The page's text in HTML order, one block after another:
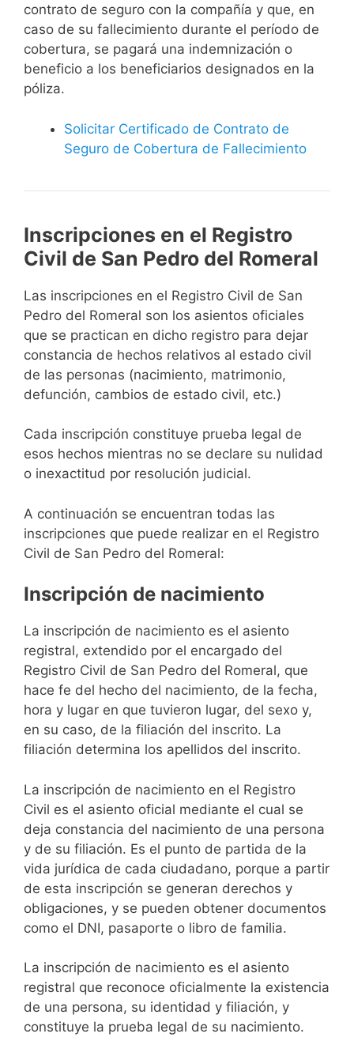
contrato de seguro con la compañía y que, en
caso de su fallecimiento durante el período de
cobertura, se pagará una indemnización o
beneficio a los beneficiarios designados en la
póliza.
Solicitar Certificado de Contrato de
Seguro de Cobertura de Fallecimiento
Inscripciones en el Registro
Civil de San Pedro del Romeral
Las inscripciones en el Registro Civil de San
Pedro del Romeral son los asientos oficiales
que se practican en dicho registro para dejar
constancia de hechos relativos al estado civil
de las personas (nacimiento, matrimonio,
defunción, cambios de estado civil, etc.)
Cada inscripción constituye prueba legal de
esos hechos mientras no se declare su nulidad
o inexactitud por resolución judicial.
A continuación se encuentran todas las
inscripciones que puede realizar en el Registro
Civil de San Pedro del Romeral:
Inscripción de nacimiento
La inscripción de nacimiento es el asiento
registral, extendido por el encargado del
Registro Civil de San Pedro del Romeral, que
hace fe del hecho del nacimiento, de la fecha,
hora y lugar en que tuvieron lugar, del sexo y,
en su caso, de la filiación del inscrito. La
filiación determina los apellidos del inscrito.
La inscripción de nacimiento en el Registro
Civil es el asiento oficial mediante el cual se
deja constancia del nacimiento de una persona
y de su filiación. Es el punto de partida de la
vida jurídica de cada ciudadano, porque a partir
de esta inscripción se generan derechos y
obligaciones, y se pueden obtener documentos
como el DNI, pasaporte o libro de familia.
La inscripción de nacimiento es el asiento
registral que reconoce oficialmente la existencia
de una persona, su identidad y filiación, y
constituye la prueba legal de su nacimiento.